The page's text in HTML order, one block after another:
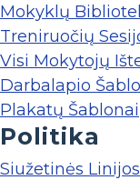
Mokyklų
Treniruočių
Visi Mokytojų
Darbalapio
Plakatų Šablonai
Politika
Siužetinės